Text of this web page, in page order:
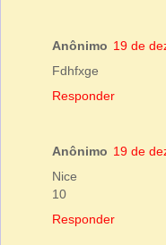
Anônimo 19 de
Fdhfxge
Responder
Anônimo 19 de
Nice
10
Responder